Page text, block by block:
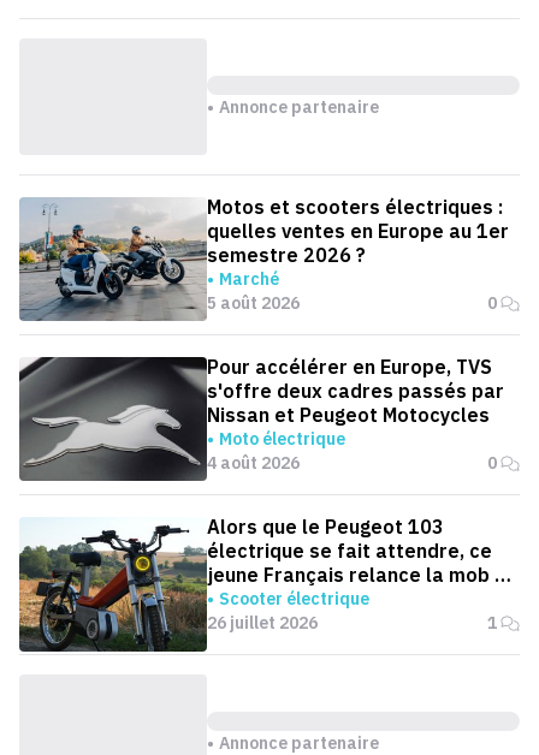
Annonce partenaire
Motos et scooters électriques :
quelles ventes en Europe au 1er
semestre 2026 ?
Marché
5 août 2026
0
Pour accélérer en Europe, TVS
s'offre deux cadres passés par
Nissan et Peugeot Motocycles
Moto électrique
4 août 2026
0
Alors que le Peugeot 103
électrique se fait attendre, ce
jeune Français relance la mob en
version électrique
Scooter électrique
26 juillet 2026
1
Annonce partenaire